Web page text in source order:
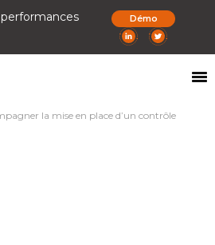
Démo
la mise en place d’un contrôle